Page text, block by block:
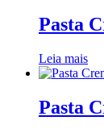
Pasta
Leia mais
Pasta